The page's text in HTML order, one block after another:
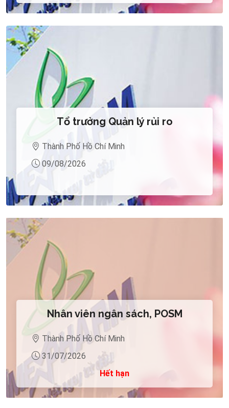
Tổ trưởng Quản lý rủi ro
Thành Phố Hồ Chí Minh
09/08/2026
Nhân viên ngân sách, POSM
Thành Phố Hồ Chí Minh
31/07/2026
Hết hạn